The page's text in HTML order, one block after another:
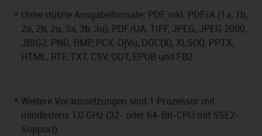
Unterstützte Ausgabeformate: PDF, inkl. PDF/A (1a, 1b,
2a, 2b, 2u, 3a, 3b, 3u), PDF/UA, TIFF, JPEG, JPEG 2000,
JBIG2, PNG, BMP, PCX, DjVu, DOC(X), XLS(X), PPTX,
HTML, RTF, TXT, CSV, ODT, EPUB und FB2
Weitere Voraussetzungen sind 1 Prozessor mit
mindestens 1,0 GHz (32- oder 64-Bit-CPU mit SSE2-
Support)